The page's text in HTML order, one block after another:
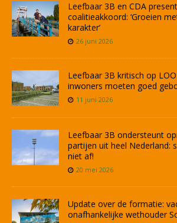
Leefbaar 3B en CDA
coalitieakkoord: ‘Groeien
karakter’
26 juni 2026
Leefbaar 3B kritisch op
inwoners moeten goed
11 juni 2026
Leefbaar 3B ondersteunt
partijen uit heel Nederland:
niet af!
20 mei 2026
Update over de formatie:
onafhankelijke wethouder